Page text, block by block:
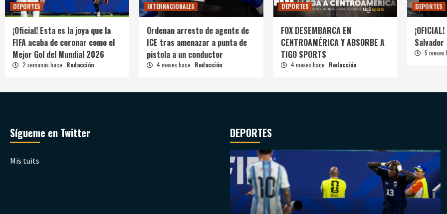
DEPORTES
¡Oficial! Esta es la joya que la
FIFA acaba de coronar como el
Mejor Gol del Mundial 2026
2 semanas hace Redacción
INTERNACIONALES
Ordenan arresto de agente de
ICE tras amenazar a punta de
pistola a un conductor
4 meses hace Redacción
DEPORTES
FOX DESEMBARCA EN
CENTROAMÉRICA Y ABSORBE A
TIGO SPORTS
4 meses hace Redacción
DEPORTES
Salvador
5 meses
Sígueme en Twitter
Mis tuits
DEPORTES